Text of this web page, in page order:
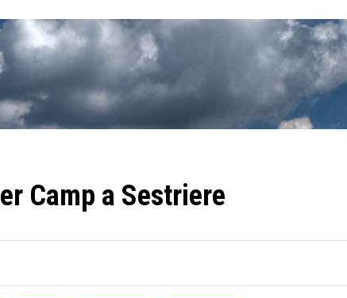
Camp a Sestriere